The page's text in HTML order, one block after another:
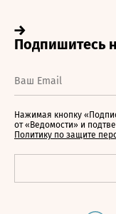
Нажимая кнопку
от «Ведомости» и
Политику по защите